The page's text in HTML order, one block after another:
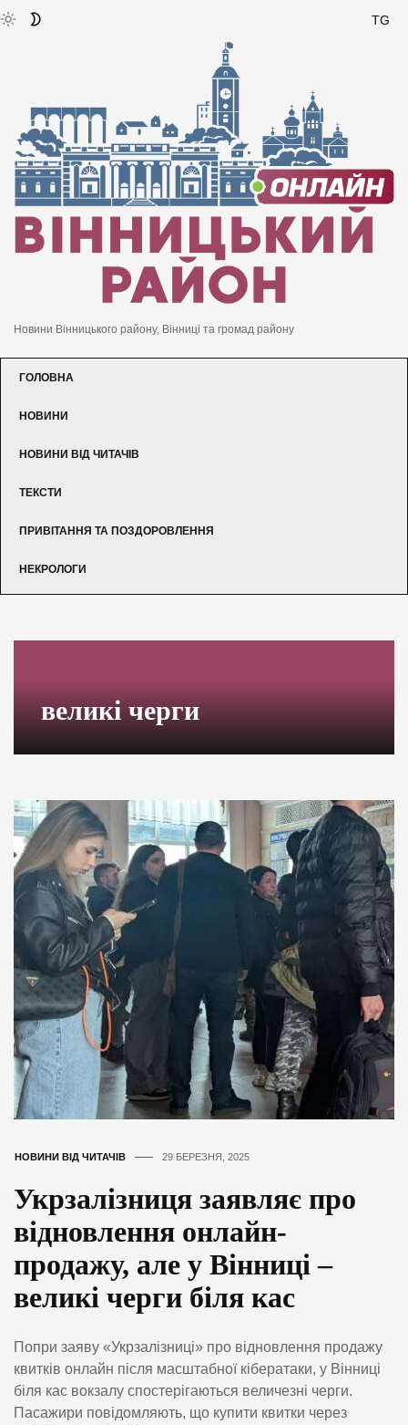
TG
Новини Вінницького району, Вінниці та громад району
ГОЛОВНА
НОВИНИ
НОВИНИ ВІД ЧИТАЧІВ
ТЕКСТИ
ПРИВІТАННЯ ТА ПОЗДОРОВЛЕННЯ
НЕКРОЛОГИ
великі черги
НОВИНИ ВІД ЧИТАЧІВ 29 БЕРЕЗНЯ, 2025
Укрзалізниця заявляє про
відновлення онлайн-
продажу, але у Вінниці –
великі черги біля кас
Попри заяву «Укрзалізниці» про відновлення продажу
квитків онлайн після масштабної кібератаки, у Вінниці
біля кас вокзалу спостерігаються величезні черги.
Пасажири повідомляють, що купити квитки через